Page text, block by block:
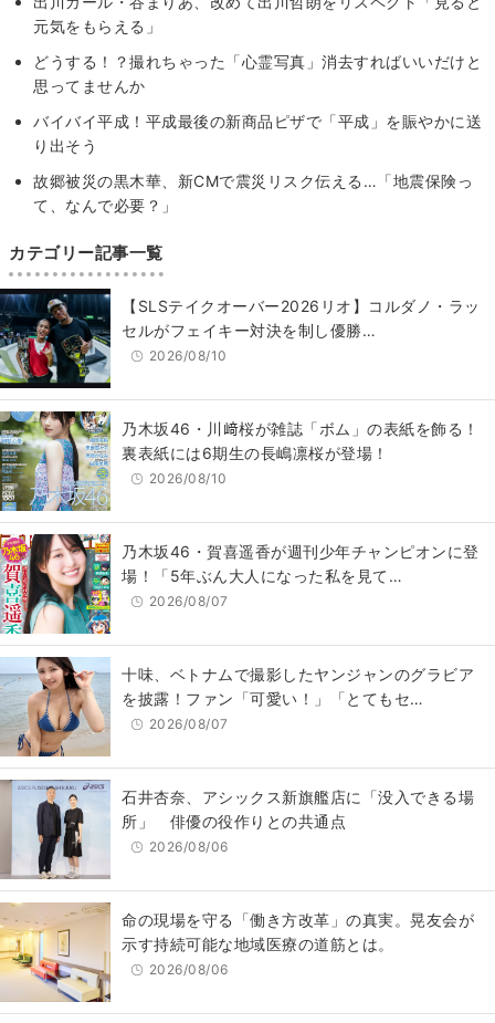
元気をもらえる」
どうする！？撮れちゃった「心霊写真」消去すればいいだけと
思ってませんか
バイバイ平成！平成最後の新商品ピザで「平成」を賑やかに送
り出そう
故郷被災の黒木華、新CMで震災リスク伝える…「地震保険っ
て、なんで必要？」
カテゴリー記事一覧
【SLSテイクオーバー2026リオ】コルダノ・ラッ
セルがフェイキー対決を制し優勝…
2026/08/10
乃木坂46・川﨑桜が雑誌「ボム」の表紙を飾る！
裏表紙には6期生の長嶋凛桜が登場！
2026/08/10
乃木坂46・賀喜遥香が週刊少年チャンピオンに登
場！「5年ぶん大人になった私を見て…
2026/08/07
十味、ベトナムで撮影したヤンジャンのグラビア
を披露！ファン「可愛い！」「とてもセ…
2026/08/07
石井杏奈、アシックス新旗艦店に「没入できる場
所」 俳優の役作りとの共通点
2026/08/06
​命の現場を守る「働き方改革」の真実。晃友会が
示す持続可能な地域医療の道筋とは。
2026/08/06